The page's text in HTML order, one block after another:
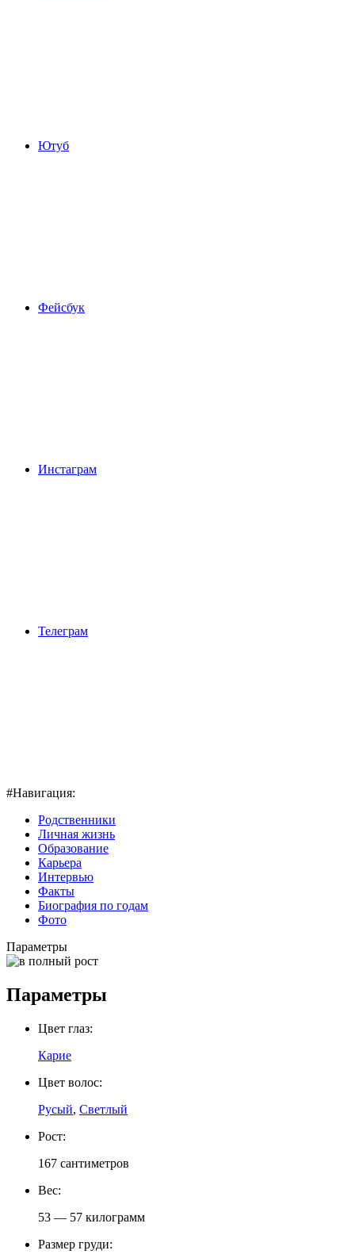
Ютуб
Фейсбук
Инстаграм
Телеграм
#Навигация:
Родственники
Личная жизнь
Образование
Карьера
Интервью
Факты
Биография по годам
Фото
Параметры
Параметры
Цвет глаз:
Карие
Цвет волос:
Русый, Светлый
Рост:
167 сантиметров
Вес:
53 — 57 килограмм
Размер груди: